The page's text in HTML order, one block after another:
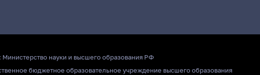
Министерство науки и высшего образования РФ
бюджетное образовательное учреждение высшего образования